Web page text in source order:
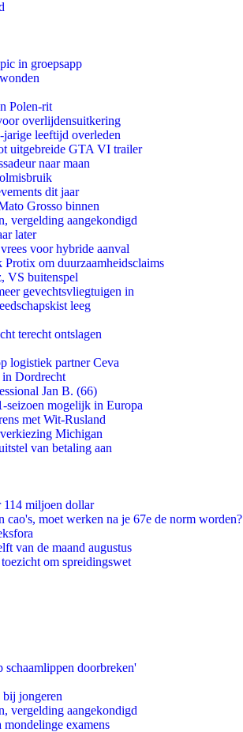
in groepsapp
Polen-rit
overlijdensuitkering
leeftijd overleden
uitgebreide GTA VI trailer
naar maan
dit jaar
Grosso binnen
vergelding aangekondigd
later
voor hybride aanval
om duurzaamheidsclaims
VS buitenspel
gevechtsvliegtuigen in
leeg
terecht ontslagen
logistiek partner Ceva
Dordrecht
Jan B. (66)
seizoen mogelijk in Europa
met Wit-Rusland
Michigan
van betaling aan
114 miljoen dollar
moet werken na je 67e de norm worden?
van de maand augustus
om spreidingswet
doorbreken'
jongeren
vergelding aangekondigd
examens